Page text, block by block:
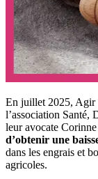
En juillet 2025, Agir
l’association Santé,
leur avocate
d’obtenir une
dans les engrais et
agricoles.